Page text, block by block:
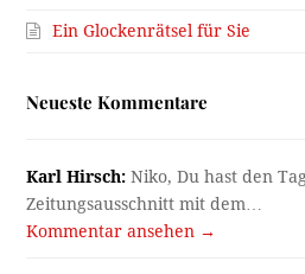
Ein Glockenrätsel für Sie
Neueste Kommentare
Karl Hirsch: Niko, Du hast den
Zeitungsausschnitt mit dem…
Kommentar ansehen →